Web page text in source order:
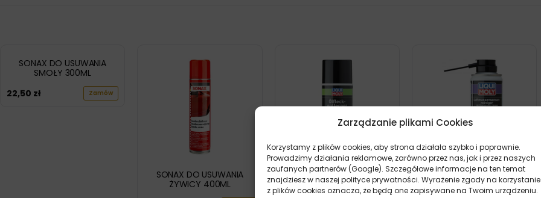
Zarządzanie plikami Cookies
Korzystamy z plików cookies, aby strona działała szybko i poprawnie.
Prowadzimy działania reklamowe, zarówno przez nas, jak i przez naszych
zaufanych partnerów (Google). Szczegółowe informacje na ten temat
znajdziesz w naszej polityce prywatności. Wyrażenie zgody na korzystanie
z plików cookies oznacza, że będą one zapisywane na Twoim urządzeniu.
SONAX DO USUWANIA
SMOŁY 300ML
22,50 zł Zamów
SONAX DO USUWANIA
ŻYWICY 400ML
LIQUI MOLY ŚRODEK DO
USUWANIA PLAM
OLEJOWYCH 400ML
LIQUI MOLY OCZYSZCZACZ
PRZEPŁYWOMIERZA 200ML